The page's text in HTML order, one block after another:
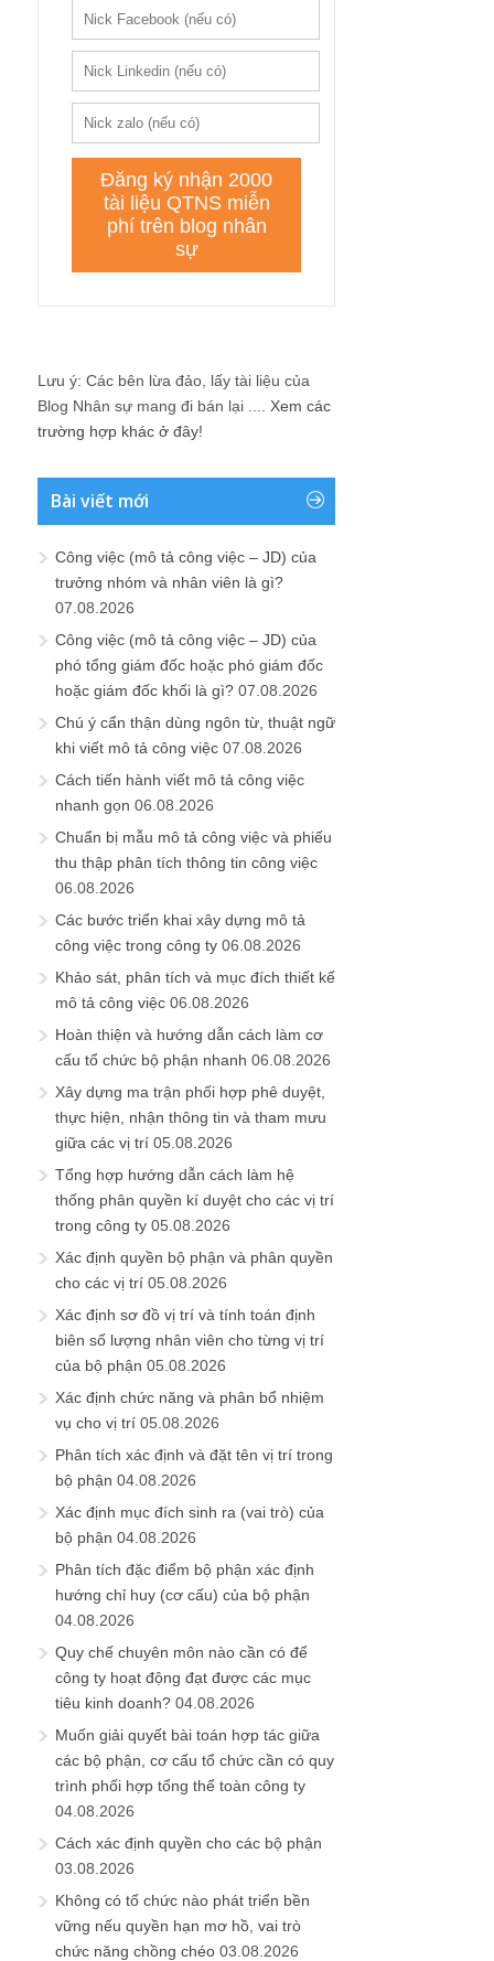
Lưu ý: Các bên lừa đảo, lấy tài liệu của
Blog Nhân sự mang đi bán lại .... Xem các
trường hợp khác ở đây!
Bài viết mới
Công việc (mô tả công việc – JD) của
trưởng nhóm và nhân viên là gì?
07.08.2026
Công việc (mô tả công việc – JD) của
phó tổng giám đốc hoặc phó giám đốc
hoặc giám đốc khối là gì? 07.08.2026
Chú ý cẩn thận dùng ngôn từ, thuật ngữ
khi viết mô tả công việc 07.08.2026
Cách tiến hành viết mô tả công việc
nhanh gọn 06.08.2026
Chuẩn bị mẫu mô tả công việc và phiếu
thu thập phân tích thông tin công việc
06.08.2026
Các bước triển khai xây dựng mô tả
công việc trong công ty 06.08.2026
Khảo sát, phân tích và mục đích thiết kế
mô tả công việc 06.08.2026
Hoàn thiện và hướng dẫn cách làm cơ
cấu tổ chức bộ phận nhanh 06.08.2026
Xây dựng ma trận phối hợp phê duyệt,
thực hiện, nhận thông tin và tham mưu
giữa các vị trí 05.08.2026
Tổng hợp hướng dẫn cách làm hệ
thống phân quyền kí duyệt cho các vị trí
trong công ty 05.08.2026
Xác định quyền bộ phận và phân quyền
cho các vị trí 05.08.2026
Xác định sơ đồ vị trí và tính toán định
biên số lượng nhân viên cho từng vị trí
của bộ phận 05.08.2026
Xác định chức năng và phân bổ nhiệm
vụ cho vị trí 05.08.2026
Phân tích xác định và đặt tên vị trí trong
bộ phận 04.08.2026
Xác định mục đích sinh ra (vai trò) của
bộ phận 04.08.2026
Phân tích đặc điểm bộ phận xác định
hướng chỉ huy (cơ cấu) của bộ phận
04.08.2026
Quy chế chuyên môn nào cần có để
công ty hoạt động đạt được các mục
tiêu kinh doanh? 04.08.2026
Muốn giải quyết bài toán hợp tác giữa
các bộ phận, cơ cấu tổ chức cần có quy
trình phối hợp tổng thể toàn công ty
04.08.2026
Cách xác định quyền cho các bộ phận
03.08.2026
Không có tổ chức nào phát triển bền
vững nếu quyền hạn mơ hồ, vai trò
chức năng chồng chéo 03.08.2026